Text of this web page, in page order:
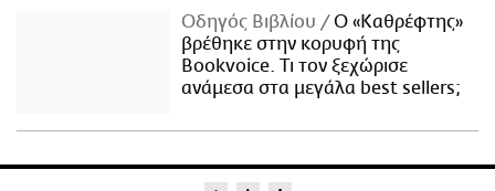
Οδηγός Βιβλίου
Ο «Καθρέφτης»
βρέθηκε στην κορυφή της
Bookvoice. Τι τον ξεχώρισε
ανάμεσα στα μεγάλα best sellers;